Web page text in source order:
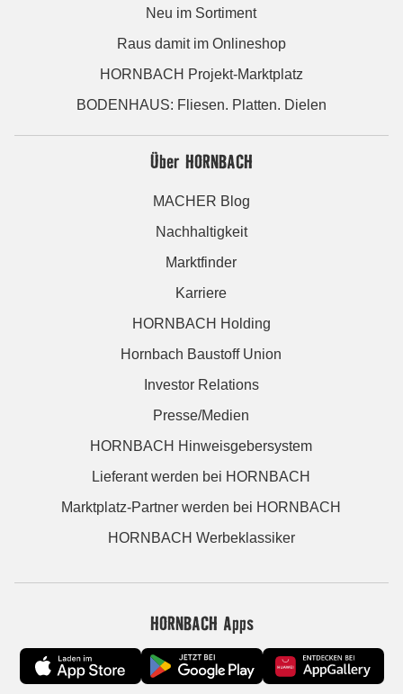
Neu im Sortiment
Raus damit im Onlineshop
HORNBACH Projekt-Marktplatz
BODENHAUS: Fliesen. Platten. Dielen
Über HORNBACH
MACHER Blog
Nachhaltigkeit
Marktfinder
Karriere
HORNBACH Holding
Hornbach Baustoff Union
Investor Relations
Presse/Medien
HORNBACH Hinweisgebersystem
Lieferant werden bei HORNBACH
Marktplatz-Partner werden bei HORNBACH
HORNBACH Werbeklassiker
HORNBACH Apps